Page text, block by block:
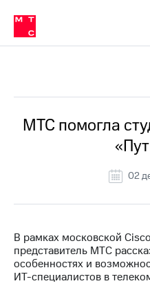
Медиа-центр
и акционерам
Устойчивое развитие
Комплаенс и деловая этика
компании
Карьера
История
Руководство
Контакты
Медиа-центр
в МТС
Пресс-
релизы
о технологиях
МТС помогла
02
В рамках московской
представитель МТС
особенностях и
ИТ-специалистов в